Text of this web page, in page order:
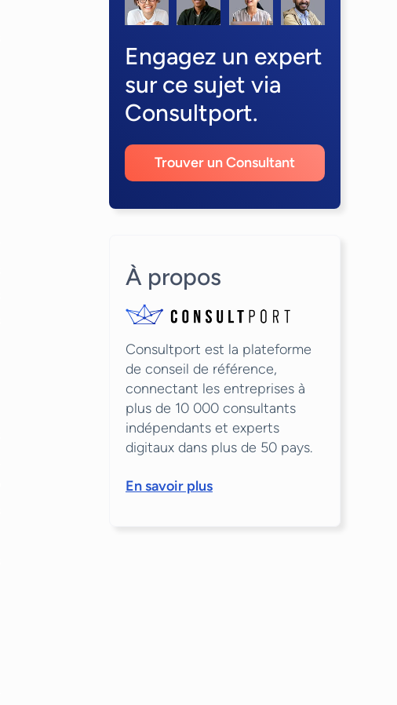
Engagez un expert
sur ce sujet via
Consultport.
Trouver un Consultant
À propos
Consultport est la plateforme
de conseil de référence,
connectant les entreprises à
plus de 10 000 consultants
indépendants et experts
digitaux dans plus de 50 pays.
En savoir plus